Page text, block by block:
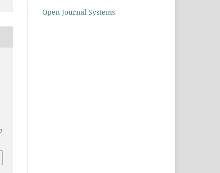
Open Journal Systems